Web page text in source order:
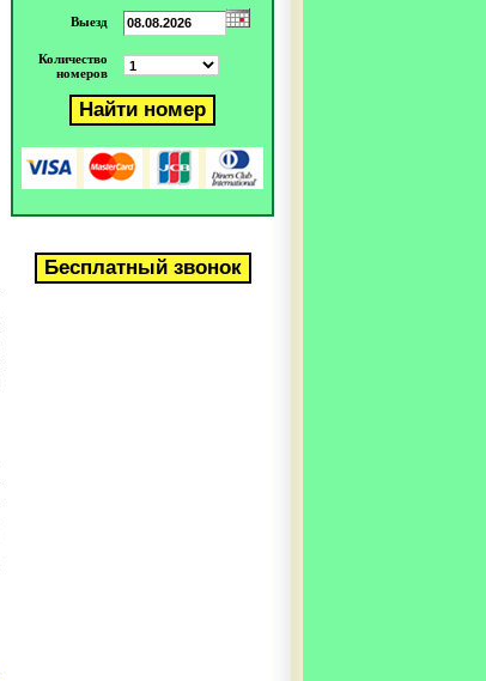
Выезд
Количество
номеров